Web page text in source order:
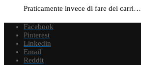
Praticamente invece di fare dei carri…
Facebook
Pinterest
Linkedin
Email
Reddit